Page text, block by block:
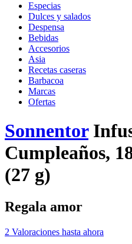
Especias
Dulces y salados
Despensa
Bebidas
Accesorios
Asia
Recetas caseras
Barbacoa
Marcas
Ofertas
Sonnentor
Cumpleaños,
(27 g)
Regala amor
2 Valoraciones hasta ahora